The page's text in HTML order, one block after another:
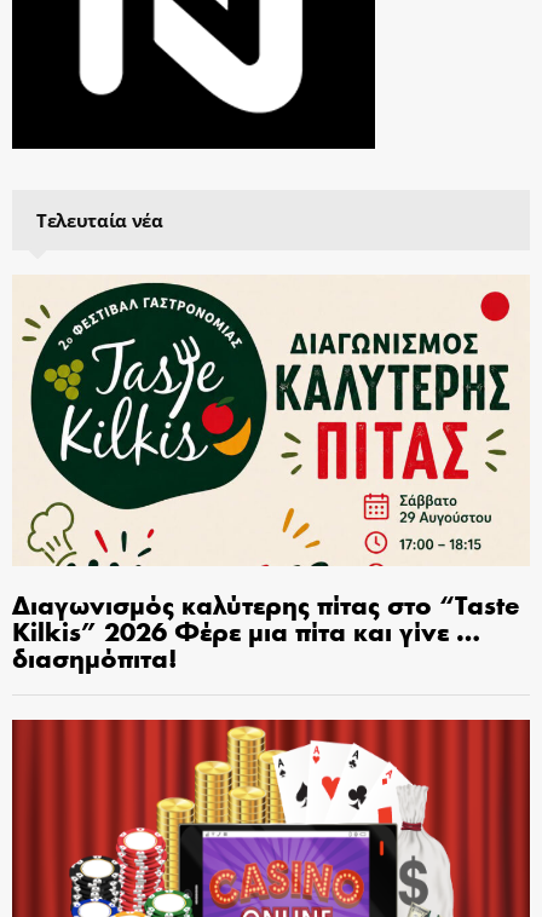
Τελευταία νέα
Διαγωνισμός καλύτερης πίτας στο “Taste
Kilkis” 2026 Φέρε μια πίτα και γίνε …
διασημόπιτα!